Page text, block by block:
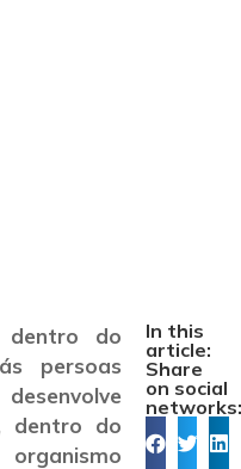
dentro do
persoas
dentro do
In this
article:
Share
on social